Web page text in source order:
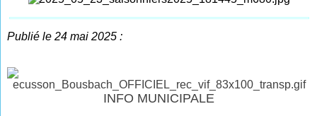
Publié le 24 mai 2025 :
INFO MUNICIPALE